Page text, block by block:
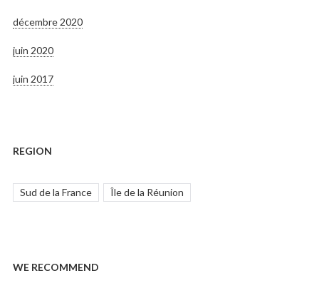
décembre 2020
juin 2020
juin 2017
REGION
Sud de la France Île de la Réunion
WE RECOMMEND